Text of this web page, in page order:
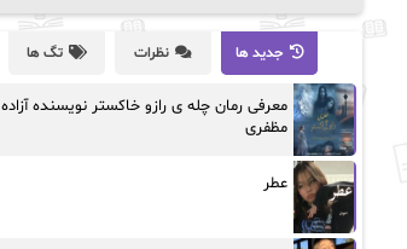
جدید ها نظرات تگ ها
معرفی رمان چله ی رازو خاکستر نویسنده آزاده
مظفری
عطر